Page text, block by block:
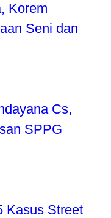
Korem
Seni dan
Cs,
SPPG
Kasus Street